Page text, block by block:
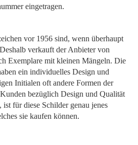
eingetragen.
vor 1956 sind, wenn überhaupt
verkauft der Anbieter von
Exemplare mit kleinen Mängeln. Die
ein individuelles Design und
Initialen oft andere Formen der
bezüglich Design und Qualität
ist für diese Schilder genau jenes
sie kaufen können.